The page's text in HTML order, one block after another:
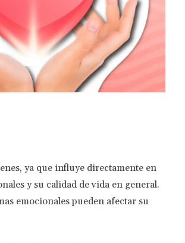
ya que influye directamente en
y su calidad de vida en general.
emocionales pueden afectar su